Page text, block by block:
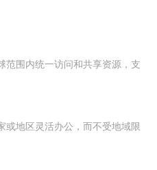
范围内统一访问和共享资源，支
或地区灵活办公，而不受地域限